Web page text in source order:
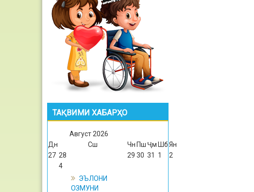
ТАҚВИМИ ХАБАРҲО
Август 2026
Дн
Сш Чн Пш Ҷм ШбЯн
27 28 29 30 31 1 2
4
ЭЪЛОНИ
ОЗМУНИ